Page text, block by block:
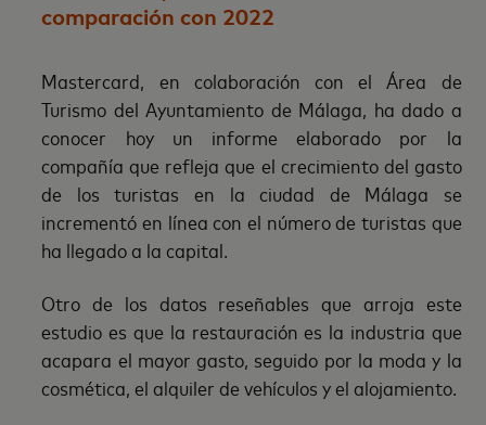
comparación con 2022
Mastercard, en colaboración con el Área de
Turismo del Ayuntamiento de Málaga, ha dado a
conocer hoy un informe elaborado por la
compañía que refleja que el crecimiento del gasto
de los turistas en la ciudad de Málaga se
incrementó en línea con el número de turistas que
ha llegado a la capital.
Otro de los datos reseñables que arroja este
estudio es que la restauración es la industria que
acapara el mayor gasto, seguido por la moda y la
cosmética, el alquiler de vehículos y el alojamiento.